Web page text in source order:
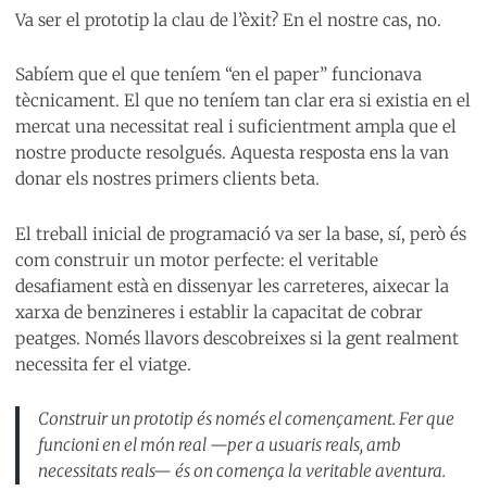
Va ser el prototip la clau de l’èxit? En el nostre cas, no.
Sabíem que el que teníem “en el paper” funcionava
tècnicament. El que no teníem tan clar era si existia en el
mercat una necessitat real i suficientment ampla que el
nostre producte resolgués. Aquesta resposta ens la van
donar els nostres primers clients beta.
El treball inicial de programació va ser la base, sí, però és
com construir un motor perfecte: el veritable
desafiament està en dissenyar les carreteres, aixecar la
xarxa de benzineres i establir la capacitat de cobrar
peatges. Només llavors descobreixes si la gent realment
necessita fer el viatge.
Construir un prototip és només el començament. Fer que
funcioni en el món real —per a usuaris reals, amb
necessitats reals— és on comença la veritable aventura.